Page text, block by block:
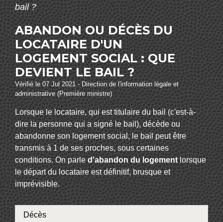
bail ?
ABANDON OU DÉCÈS DU
LOCATAIRE D'UN
LOGEMENT SOCIAL : QUE
DEVIENT LE BAIL ?
Vérifié le 07 Jul 2021 - Direction de l'information légale et
administrative (Première ministre)
Lorsque le locataire, qui est titulaire du bail (c'est-à-
dire la personne qui a signé le bail), décède ou
abandonne son logement social, le bail peut être
transmis à 1 de ses proches, sous certaines
conditions. On parled'abandon du logementlorsque
le départ du locataire est définitif, brusque et
imprévisible.
Décès